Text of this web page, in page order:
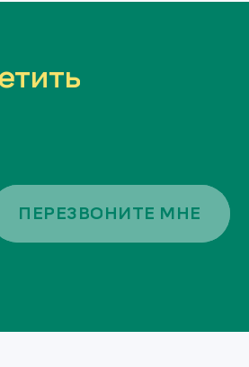
ПЕРЕЗВОНИТЕ МНЕ